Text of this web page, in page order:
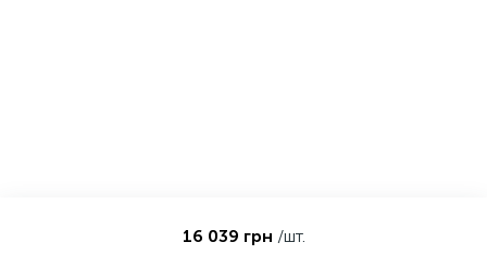
16 039 грн /шт.
Серебряные сувениры